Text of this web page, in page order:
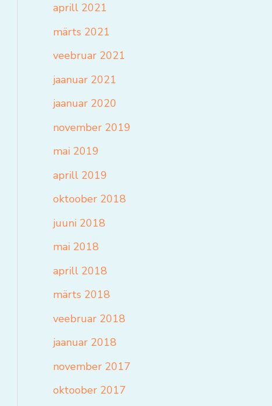
aprill 2021
märts 2021
veebruar 2021
jaanuar 2021
jaanuar 2020
november 2019
mai 2019
aprill 2019
oktoober 2018
juuni 2018
mai 2018
aprill 2018
märts 2018
veebruar 2018
jaanuar 2018
november 2017
oktoober 2017